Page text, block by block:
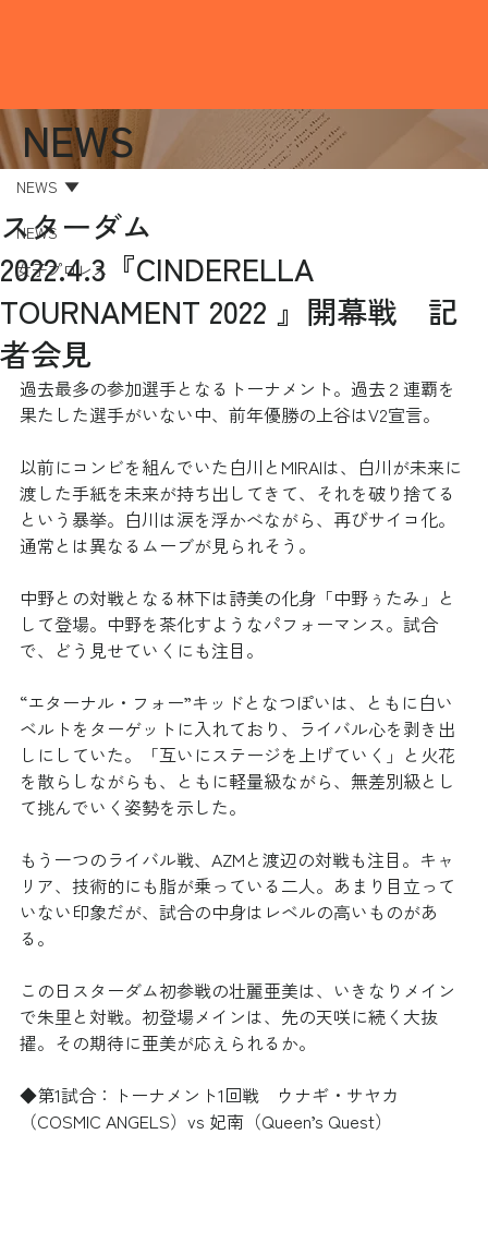
NEWS
女子プロレス
NEWS
スターダム
2022.4.3『CINDERELLA
TOURNAMENT 2022 』開幕戦 記
者会見
過去最多の参加選手となるトーナメント。過去２連覇を
果たした選手がいない中、前年優勝の上谷はV2宣言。
以前にコンビを組んでいた白川とMIRAIは、白川が未来に
渡した手紙を未来が持ち出してきて、それを破り捨てる
という暴挙。白川は涙を浮かべながら、再びサイコ化。
通常とは異なるムーブが見られそう。
中野との対戦となる林下は詩美の化身「中野ぅたみ」と
して登場。中野を茶化すようなパフォーマンス。試合
で、どう見せていくにも注目。
“エターナル・フォー”キッドとなつぽいは、ともに白い
ベルトをターゲットに入れており、ライバル心を剥き出
しにしていた。「互いにステージを上げていく」と火花
を散らしながらも、ともに軽量級ながら、無差別級とし
て挑んでいく姿勢を示した。
もう一つのライバル戦、AZMと渡辺の対戦も注目。キャ
リア、技術的にも脂が乗っている二人。あまり目立って
いない印象だが、試合の中身はレベルの高いものがあ
る。
この日スターダム初参戦の壮麗亜美は、いきなりメイン
で朱里と対戦。初登場メインは、先の天咲に続く大抜
擢。その期待に亜美が応えられるか。
◆第1試合：トーナメント1回戦　ウナギ・サヤカ
（COSMIC ANGELS）vs 妃南（Queen’s Quest）
NEWS